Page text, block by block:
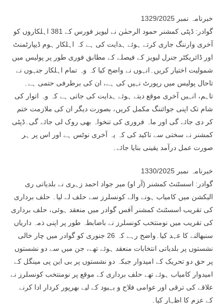
خبرنامہ نمبر 1329/2025
گوادر: ڈپٹی کمشنر حمود الرحمٰن نے لیویز فورس کے 381 اہلکاروں کو
آخری وارننگ جاری کرتے ہوئے ہدایت کی ہے کہ اہلکار ہوم ڈیپارٹمنٹ
اور ڈائریکٹر جنرل لیویز کے فیصلے کے مطابق فوری طور پر پولیس میں
شمولیت اختیار کریں۔انہوں نے واضح کیا کہ وہ تمام اہلکار جنہوں نے
تاحال پولیس میں رپورٹ نہیں کی ہے، ان کی برطرفی حتمی ہے۔
تاہم، انہیں آخری موقع دیتے ہوئے ہدایت کی جاتی ہے کہ وہ اتوار کی
شام تک اپنی جوائننگ مکمل کریں، بصورت دیگر ان کی ملازمت ختم
کر دی جائے گی اور ماہ فروری کی تنخواہ بھی روک لی جائے گی۔ڈپٹی
کمشنر نے سختی سے تاکید کی کہ یہ آخری نوٹس ہے اور اس پر ہر
صورت عمل درآمد یقینی بنایا جائے۔
خبرنامہ نمبر 1330/2025
گوادر: اسسٹنٹ کمشنر (آر او) میر جواد احمد زہری نے بلدیاتی ری
الیکشن میں کامیاب ہونے والے کونسلرز سے حلف لے لیا۔ حلف برداری
کی تقریب اسسٹنٹ کمشنر آفس گوادر میں منعقد ہوئی، حلف برداری
کی تقریب میں نومنتخب کونسلرز نے باضابطہ طور پر اپنی ذمہ داریاں
سنبھالنے کا عہد کیا۔واضح رہے کہ 26 جنوری کو گوادر میں چار خالی
نشستوں پر بلدیاتی انتخابات منعقد ہوئے تھے، جن میں سے دو نشستوں
پر حق دو تحریک کے امیدوار جبکہ دو نشستوں پر بی این پی مینگل کے
امیدوار کامیاب ہوئے تھے حلف برداری کے موقع پر نومنتخب کونسلرز نے
علاقے کی ترقی اور عوامی فلاح و بہبود کے لیے بھرپور کردار ادا کرنے
کے عزم کا اظہار کیا۔